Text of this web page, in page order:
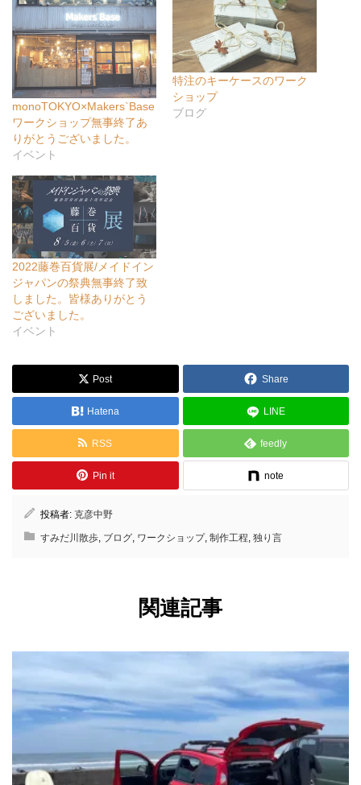
monoTOKYO×Makers`Base
ワークショップ無事終了あ
りがとうございました。
イベント
特注のキーケースのワーク
ショップ
ブログ
2022藤巻百貨展/メイドイン
ジャパンの祭典無事終了致
しました。皆様ありがとう
ございました。
イベント
Post Share
Hatena LINE
RSS feedly
Pin it note
投稿者: 克彦中野
すみだ川散歩 ブログ ワークショップ, 制作工程 独り言
関連記事